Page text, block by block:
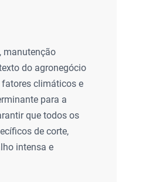
manutenção
do agronegócio
fatores climáticos e
para a
que todos os
de corte,
intensa e